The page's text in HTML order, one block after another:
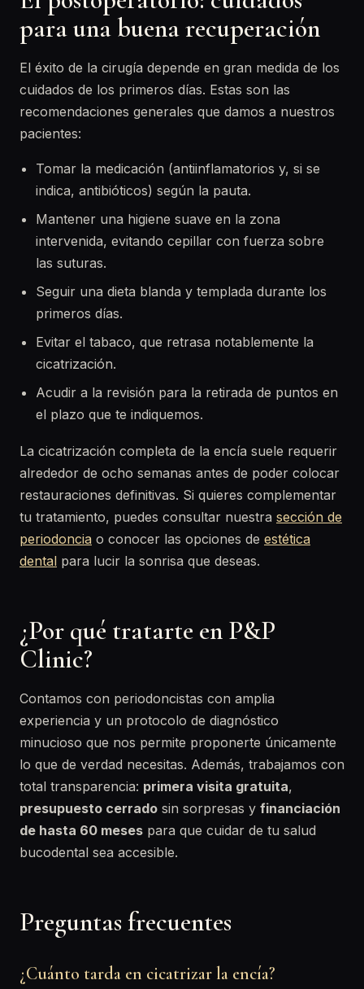
para una buena recuperación
El éxito de la cirugía depende en gran medida de los
cuidados de los primeros días. Estas son las
recomendaciones generales que damos a nuestros
pacientes:
Tomar la medicación (antiinflamatorios y, si se
indica, antibióticos) según la pauta.
Mantener una higiene suave en la zona
intervenida, evitando cepillar con fuerza sobre
las suturas.
Seguir una dieta blanda y templada durante los
primeros días.
Evitar el tabaco, que retrasa notablemente la
cicatrización.
Acudir a la revisión para la retirada de puntos en
el plazo que te indiquemos.
La cicatrización completa de la encía suele requerir
alrededor de ocho semanas antes de poder colocar
restauraciones definitivas. Si quieres complementar
tu tratamiento, puedes consultar nuestra sección de
periodoncia o conocer las opciones de estética
dental para lucir la sonrisa que deseas.
¿Por qué tratarte en P&P
Clinic?
Contamos con periodoncistas con amplia
experiencia y un protocolo de diagnóstico
minucioso que nos permite proponerte únicamente
lo que de verdad necesitas. Además, trabajamos con
total transparencia: primera visita gratuita,
presupuesto cerrado sin sorpresas y financiación
de hasta 60 meses para que cuidar de tu salud
bucodental sea accesible.
Preguntas frecuentes
¿Cuánto tarda en cicatrizar la encía?